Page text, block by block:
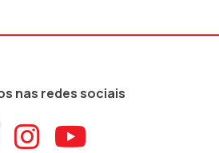
nas redes sociais
ao
Aceder ao
Aceder